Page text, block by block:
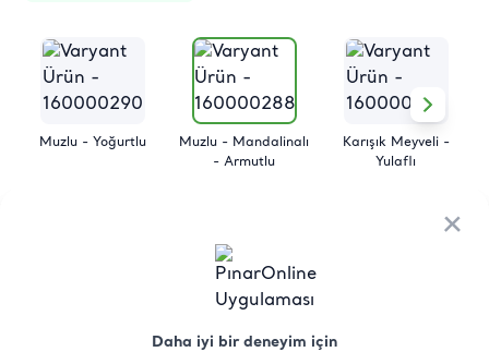
×
Daha iyi bir deneyim için
×
Daha iyi bir deneyim için
Muzlu - Yoğurtlu
Muzlu - Mandalinalı
- Armutlu
Karışık Meyveli -
Yulaflı
Değerleri
Üretici Menşei
Hero Baby Muzlu Mandalinalı Armutlu Kavanoz Mama